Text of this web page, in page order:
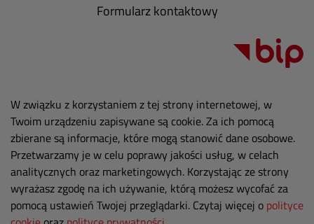
Formularz kontaktowy
W związku z korzystaniem z tej strony internetowej, w
Twoim urządzeniu zapisywane są cookie. Za ich pomocą
zbierane są informacje, które mogą stanowić dane osobowe.
Przetwarzamy je w celu poprawy jakości usług, w celach
analitycznych oraz marketingowych. Korzystając ze strony
wyrażasz zgodę na ich używanie, którą możesz wycofać za
pomocą ustawień Twojej przeglądarki. Czytaj więcej o polityce